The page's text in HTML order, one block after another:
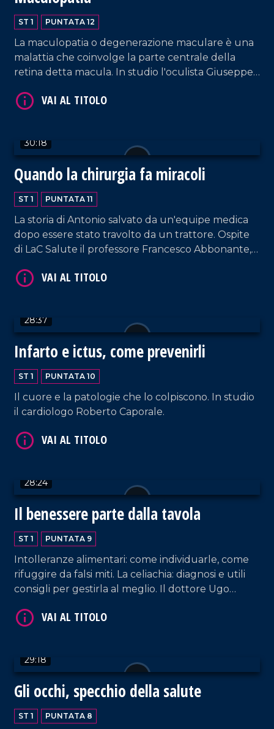
ST 1 PUNTATA 12
La maculopatia o degenerazione maculare è una
malattia che coinvolge la parte centrale della
retina detta macula. In studio l'oculista Giuseppe
30:18
Quando la chirurgia fa miracoli
ST 1 PUNTATA 11
La storia di Antonio salvato da un'equipe medica
dopo essere stato travolto da un trattore. Ospite
di LaC Salute il professore Francesco Abbonante,
28:37
Infarto e ictus, come prevenirli
ST 1 PUNTATA 10
Il cuore e la patologie che lo colpiscono. In studio
il cardiologo Roberto Caporale.
28:24
Il benessere parte dalla tavola
ST 1 PUNTATA 9
Intolleranze alimentari: come individuarle, come
rifuggire da falsi miti. La celiachia: diagnosi e utili
consigli per gestirla al meglio. Il dottore Ugo
fornito utili consigli.
29:18
Gli occhi, specchio della salute
ST 1 PUNTATA 8
VAI AL TITOLO